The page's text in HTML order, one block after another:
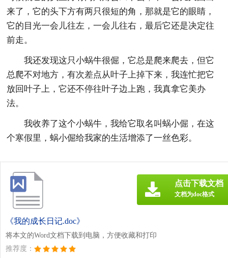
来了，它的头下方有两只很短的角，那就是它的眼睛，
它的目光一会儿往左，一会儿往右，最后它还是决定往
前走。
我还发现这只小蜗牛很倔，它总是爬来爬去，但它
总爬不对地方，有次差点从叶子上掉下来，我连忙把它
放回叶子上，它还不停往叶子边上跑，我真拿它美办
法。
我收养了这个小蜗牛，我给它取名叫蜗小倔，在这
个寒假里，蜗小倔给我家的生活增添了一丝色彩。
《我的成长日记.doc》
将本文的Word文档下载到电脑，方便收藏和打印
推荐度：
点击下载文档
文档为doc格式